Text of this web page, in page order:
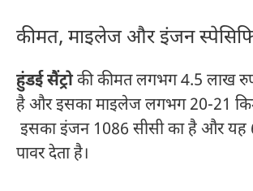
कीमत, माइलेज और इंजन
हुंडई सैंट्रोकी कीमत लगभग 4.5 लाख
है और इसका माइलेज लगभग 20-21
इसका इंजन 1086 सीसी का है और यह
पावर देता है।